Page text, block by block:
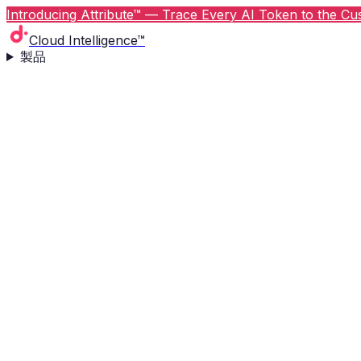
Introducing Attribute™ — Trace Every AI Token to the
Cloud Intelligence™
製品